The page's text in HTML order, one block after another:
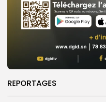
REPORTAGES